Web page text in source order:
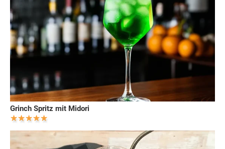
Grinch Spritz mit Midori